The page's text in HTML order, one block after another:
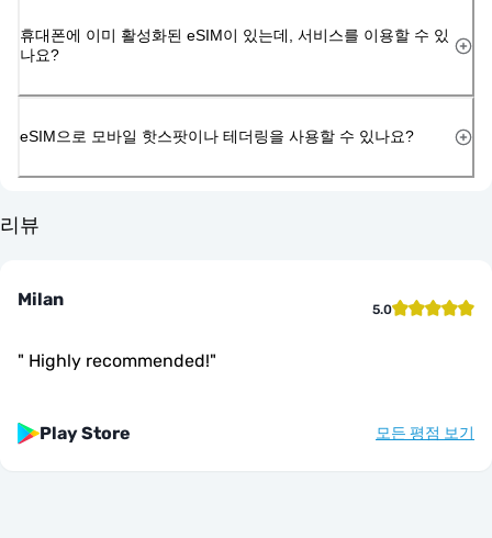
휴대폰에 이미 활성화된 eSIM이 있는데, 서비스를 이용할 수 있
나요?
eSIM으로 모바일 핫스팟이나 테더링을 사용할 수 있나요?
리뷰
Milan 5.0
" Highly recommended!"
Play Store 모든 평점 보기